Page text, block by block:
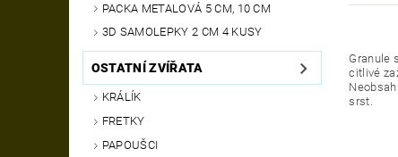
PACKA METALOVÁ 5 CM, 10 CM
3D SAMOLEPKY 2 CM 4 KUSY
OSTATNÍ ZVÍŘATA
KRÁLÍK
FRETKY
PAPOUŠCI
Granule
citlivé
srst.